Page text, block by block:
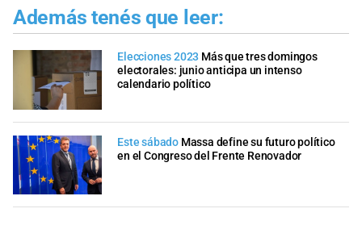
Además tenés que leer:
Elecciones 2023 Más que tres domingos
electorales: junio anticipa un intenso
calendario político
Este sábado Massa define su futuro político
en el Congreso del Frente Renovador